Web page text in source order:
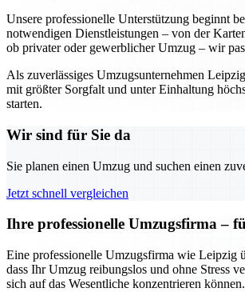
Unsere professionelle Unterstützung beginnt
notwendigen Dienstleistungen – von der
ob privater oder gewerblicher Umzug – wir
Als zuverlässiges Umzugsunternehmen
mit größter Sorgfalt und unter Einhaltung
starten.
Wir sind für Sie da
Sie planen einen Umzug und suchen einen
Jetzt schnell vergleichen
Ihre professionelle Umzugsfirma –
Eine professionelle Umzugsfirma wie Leipzig
dass Ihr Umzug reibungslos und ohne Stress
sich auf das Wesentliche konzentrieren können.